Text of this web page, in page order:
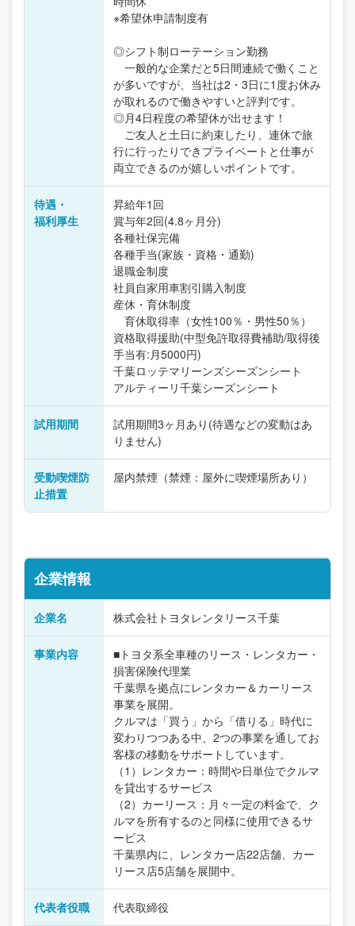
※希望休申請制度有
◎シフト制ローテーション勤務
一般的な企業だと5日間連続で働くこと
が多いですが、当社は2・3日に1度お休み
が取れるので働きやすいと評判です。
◎月4日程度の希望休が出せます！
ご友人と土日に約束したり、連休で旅
行に行ったりできプライベートと仕事が
両立できるのが嬉しいポイントです。
待遇・
福利厚生
昇給年1回
賞与年2回(4.8ヶ月分)
各種社保完備
各種手当(家族・資格・通勤)
退職金制度
社員自家用車割引購入制度
産休・育休制度
育休取得率（女性100％・男性50％）
資格取得援助(中型免許取得費補助/取得後
手当有:月5000円)
千葉ロッテマリーンズシーズンシート
アルティーリ千葉シーズンシート
試用期間
試用期間3ヶ月あり(待遇などの変動はあ
りません)
受動喫煙防
止措置
屋内禁煙（禁煙：屋外に喫煙場所あり）
企業情報
企業名 株式会社トヨタレンタリース千葉
事業内容
■トヨタ系全車種のリース・レンタカー・
損害保険代理業
千葉県を拠点にレンタカー＆カーリース
事業を展開。
クルマは「買う」から「借りる」時代に
変わりつつある中、2つの事業を通してお
客様の移動をサポートしています。
（1）レンタカー：時間や日単位でクルマ
を貸出するサービス
（2）カーリース：月々一定の料金で、ク
ルマを所有するのと同様に使用できるサ
ービス
千葉県内に、レンタカー店22店舗、カー
リース店5店舗を展開中。
代表者役職 代表取締役